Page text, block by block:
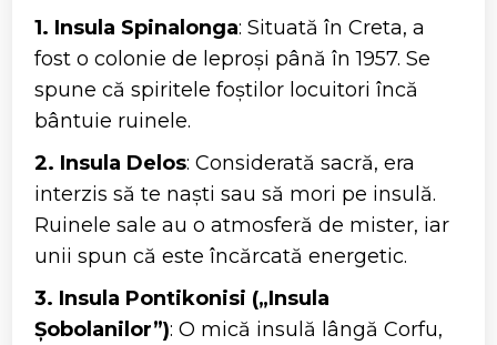
1. Insula Spinalonga: Situată în Creta, a
fost o colonie de leproși până în 1957. Se
spune că spiritele foștilor locuitori încă
bântuie ruinele.
2. Insula Delos: Considerată sacră, era
interzis să te naști sau să mori pe insulă.
Ruinele sale au o atmosferă de mister, iar
unii spun că este încărcată energetic.
3. Insula Pontikonisi („Insula
Șobolanilor”): O mică insulă lângă Corfu,